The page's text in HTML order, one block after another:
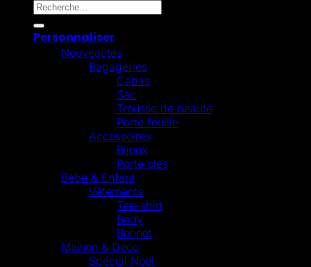
Personnaliser
Nouveautés
Bagageries
Cabas
Sac
Trousse de beauté
Porte feuille
Accessoires
Bijoux
Porte clés
Bébé & Enfant
Vêtements
Tee-shirt
Body
Bonnet
Maison & Déco
Spécial Noël